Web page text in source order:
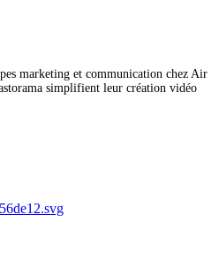
marketing et communication chez Air
simplifient leur création vidéo